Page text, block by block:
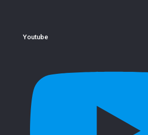
Youtube